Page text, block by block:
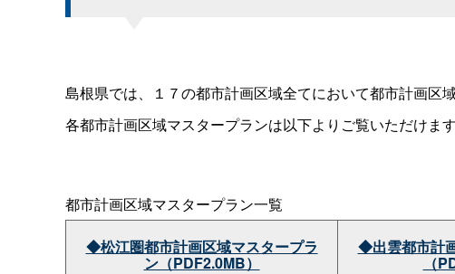
島根県では、１７の都市計画区域全てにおいて都市計画区
各都市計画区域マスタープランは以下よりご覧いただけま
都市計画区域マスタープラン一覧
◆松江圏都市計画区域マスタープラ
ン（PDF2.0MB）
◆出雲都市計
（